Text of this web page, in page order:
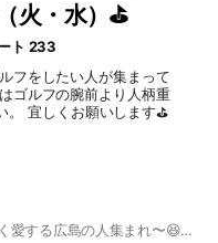
火・水）⛳️
ト 233
フをしたい人が集まって
ゴルフの腕前より人柄重
。 宜しくお願いします⛳️
ツーリングやバイクをこよなく愛する広島の人集まれ〜😆おすすめスポット、イベント情報共有しましょ😊